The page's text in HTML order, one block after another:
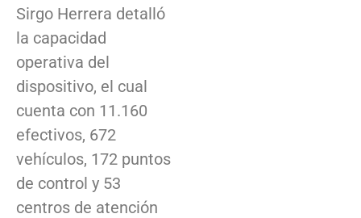
Sirgo Herrera detalló
la capacidad
operativa del
dispositivo, el cual
cuenta con 11.160
efectivos, 672
vehículos, 172 puntos
de control y 53
centros de atención